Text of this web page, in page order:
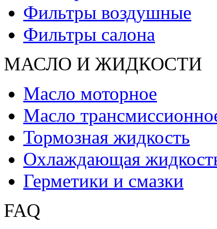
Фильтры воздушные
Фильтры салона
МАСЛО И ЖИДКОCТИ
Масло моторное
Масло
Тормозная жидкость
Охлаждающая
Герметики и смазки
FAQ